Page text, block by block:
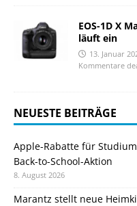
EOS-1D X
läuft ein
13. Januar
Kommentare
NEUESTE BEITRÄGE
Apple-Rabatte für
Back-to-School-Aktion
8. August 2026
Marantz stellt neue